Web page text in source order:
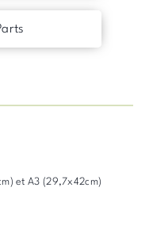
et A3 (29,7x42cm)